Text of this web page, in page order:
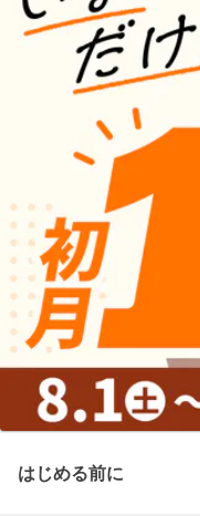
はじめる前に